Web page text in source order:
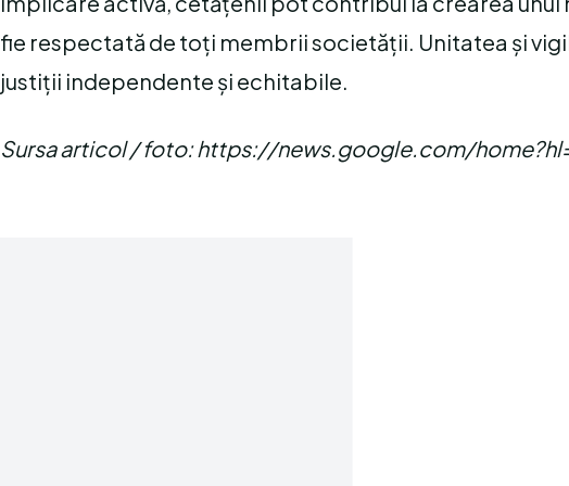
fie respectată de toți membrii societății. Unitatea și
justiții independente și echitabile.
Sursa articol / foto: https://news.google.com/